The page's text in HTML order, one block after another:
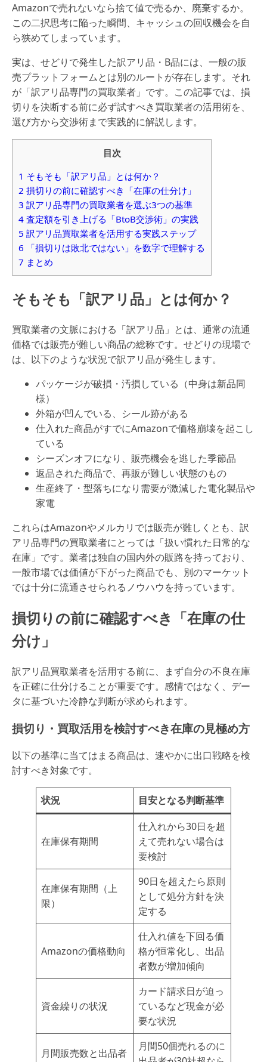
Amazonで売れないなら捨て値で売るか、廃棄するか。
この二択思考に陥った瞬間、キャッシュの回収機会を自
ら狭めてしまっています。
実は、せどりで発生した訳アリ品・B品には、一般の販
売プラットフォームとは別のルートが存在します。それ
が「訳アリ品専門の買取業者」です。この記事では、損
切りを決断する前に必ず試すべき買取業者の活用術を、
選び方から交渉術まで実践的に解説します。
目次
1 そもそも「訳アリ品」とは何か？
2 損切りの前に確認すべき「在庫の仕分け」
3 訳アリ品専門の買取業者を選ぶ3つの基準
4 査定額を引き上げる「BtoB交渉術」の実践
5 訳アリ品買取業者を活用する実践ステップ
6 「損切りは敗北ではない」を数字で理解する
7 まとめ
そもそも「訳アリ品」とは何か？
買取業者の文脈における「訳アリ品」とは、通常の流通
価格では販売が難しい商品の総称です。せどりの現場で
は、以下のような状況で訳アリ品が発生します。
パッケージが破損・汚損している（中身は新品同
様）
外箱が凹んでいる、シール跡がある
仕入れた商品がすでにAmazonで価格崩壊を起こし
ている
シーズンオフになり、販売機会を逃した季節品
返品された商品で、再販が難しい状態のもの
生産終了・型落ちになり需要が激減した電化製品や
家電
これらはAmazonやメルカリでは販売が難しくとも、訳
アリ品専門の買取業者にとっては「扱い慣れた日常的な
在庫」です。業者は独自の国内外の販路を持っており、
一般市場では価値が下がった商品でも、別のマーケット
では十分に流通させられるノウハウを持っています。
損切りの前に確認すべき「在庫の仕
分け」
訳アリ品買取業者を活用する前に、まず自分の不良在庫
を正確に仕分けることが重要です。感情ではなく、デー
タに基づいた冷静な判断が求められます。
損切り・買取活用を検討すべき在庫の見極め方
以下の基準に当てはまる商品は、速やかに出口戦略を検
討すべき対象です。
状況 目安となる判断基準
在庫保有期間
仕入れから30日を超
えて売れない場合は
要検討
在庫保有期間（上
限）
90日を超えたら原則
として処分方針を決
定する
Amazonの価格動向
仕入れ値を下回る価
格が恒常化し、出品
者数が増加傾向
資金繰りの状況
カード請求日が迫っ
ているなど現金が必
要な状況
月間販売数と出品者
月間50個売れるのに